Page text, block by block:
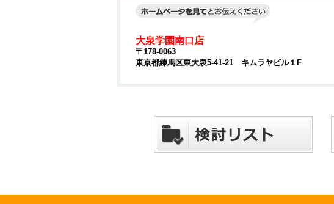
大泉学園南口店
〒178-0063
東京都練馬区東大泉5-41-21 キムラヤビル１F